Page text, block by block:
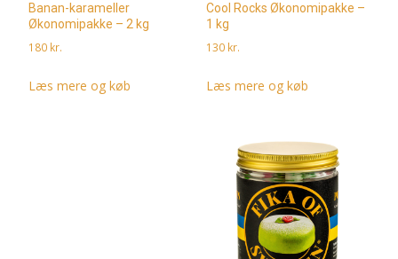
Banan-karameller
Økonomipakke – 2 kg
180 kr.
Læs mere og køb
Cool Rocks Økonomipakke –
1 kg
130 kr.
Læs mere og køb